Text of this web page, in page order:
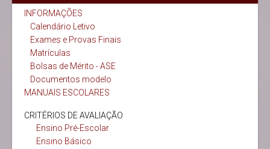
INFORMAÇÕES
Calendário Letivo
Exames e Provas Finais
Matrículas
Bolsas de Mérito - ASE
Documentos modelo
MANUAIS ESCOLARES
CRITÉRIOS DE AVALIAÇÃO
Ensino Pré-Escolar
Ensino Básico